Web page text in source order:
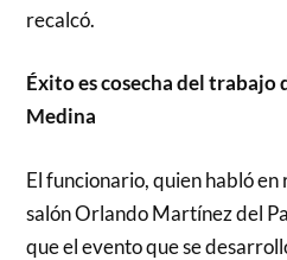
recalcó.
Éxito es cosecha del
Medina
El funcionario, quien habló en
salón Orlando Martínez del
que el evento que se